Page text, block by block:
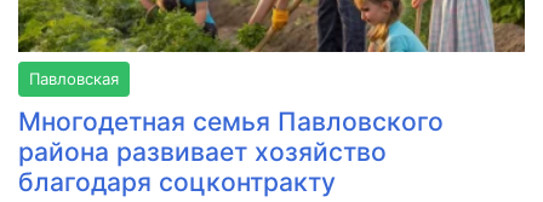
Павловская
Многодетная семья Павловского
района развивает хозяйство
благодаря соцконтракту